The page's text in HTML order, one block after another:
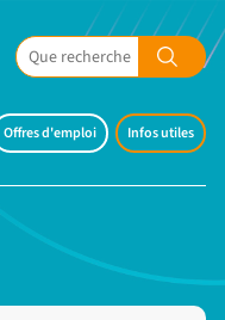
Offres d'emploi Infos utiles